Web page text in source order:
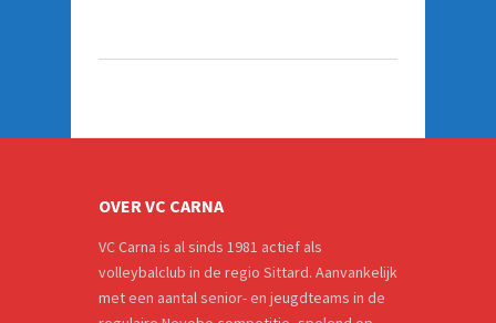
OVER VC CARNA
VC Carna is al sinds 1981 actief als
volleybalclub in de regio Sittard. Aanvankelijk
met een aantal senior- en jeugdteams in de